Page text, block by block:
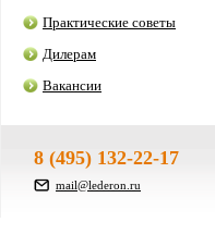
Практические советы
Дилерам
Вакансии
8 (495) 132-22-17
mail@lederon.ru